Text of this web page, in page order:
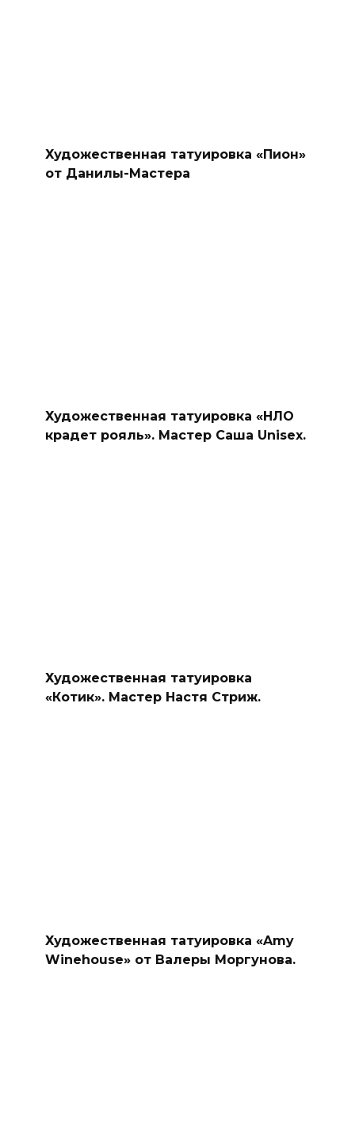
Художественная татуировка «Пион»
от Данилы-Мастера
Художественная татуировка «НЛО
крадет рояль». Мастер Саша Unisex.
Художественная татуировка
«Котик». Мастер Настя Стриж.
Художественная татуировка «Amy
Winehouse» от Валеры Моргунова.